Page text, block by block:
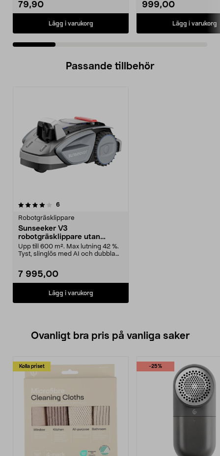
79,90
Lägg i varukorg
999,00
Lägg i varukorg
Passande tillbehör
6recensioner
Robotgräsklippare
Sunseeker V3
robotgräsklippare utan
slinga, 600 m2
Upp till 600 m². Max lutning 42 %.
Tyst, slinglös med AI och dubbla
7 995,00
Lägg i varukorg
Ovanligt bra pris på vanliga saker
Kolla priset -25%